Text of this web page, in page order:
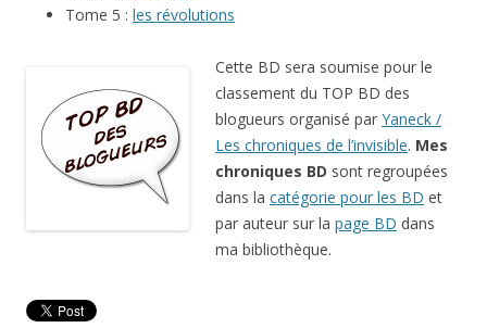
Tome 5 : les révolutions
Cette BD sera soumise pour le
classement du TOP BD des
blogueurs organisé par Yaneck /
Les chroniques de l’invisible. Mes
chroniques BD sont regroupées
dans la catégorie pour les BD et
par auteur sur la page BD dans
ma bibliothèque.